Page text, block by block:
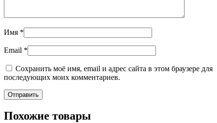
Имя *
Email *
Сохранить моё имя, email и адрес сайта в этом браузере для
последующих моих комментариев.
Похожие товары